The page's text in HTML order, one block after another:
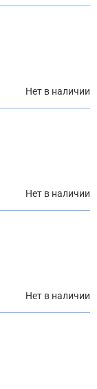
Нет в наличии
Нет в наличии
Нет в наличии